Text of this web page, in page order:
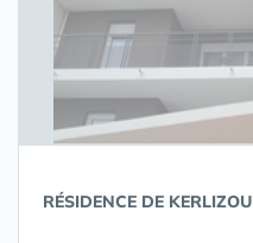
RÉSIDENCE DE KERLIZOU